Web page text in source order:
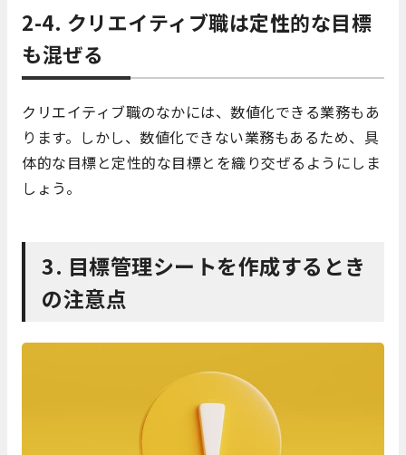
2-4. クリエイティブ職は定性的な目標
も混ぜる
クリエイティブ職のなかには、数値化できる業務もあ
ります。しかし、数値化できない業務もあるため、具
体的な目標と定性的な目標とを織り交ぜるようにしま
しょう。
3. 目標管理シートを作成するとき
の注意点